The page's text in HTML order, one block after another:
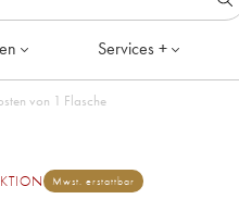
Services +
von 1 Flasche
Mwst. erstattbar